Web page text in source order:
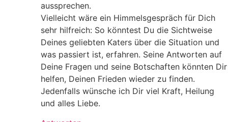
aussprechen.
Vielleicht wäre ein Himmelsgespräch für Dich
sehr hilfreich: So könntest Du die Sichtweise
Deines geliebten Katers über die Situation und
was passiert ist, erfahren. Seine Antworten auf
Deine Fragen und seine Botschaften könnten Dir
helfen, Deinen Frieden wieder zu finden.
Jedenfalls wünsche ich Dir viel Kraft, Heilung
und alles Liebe.